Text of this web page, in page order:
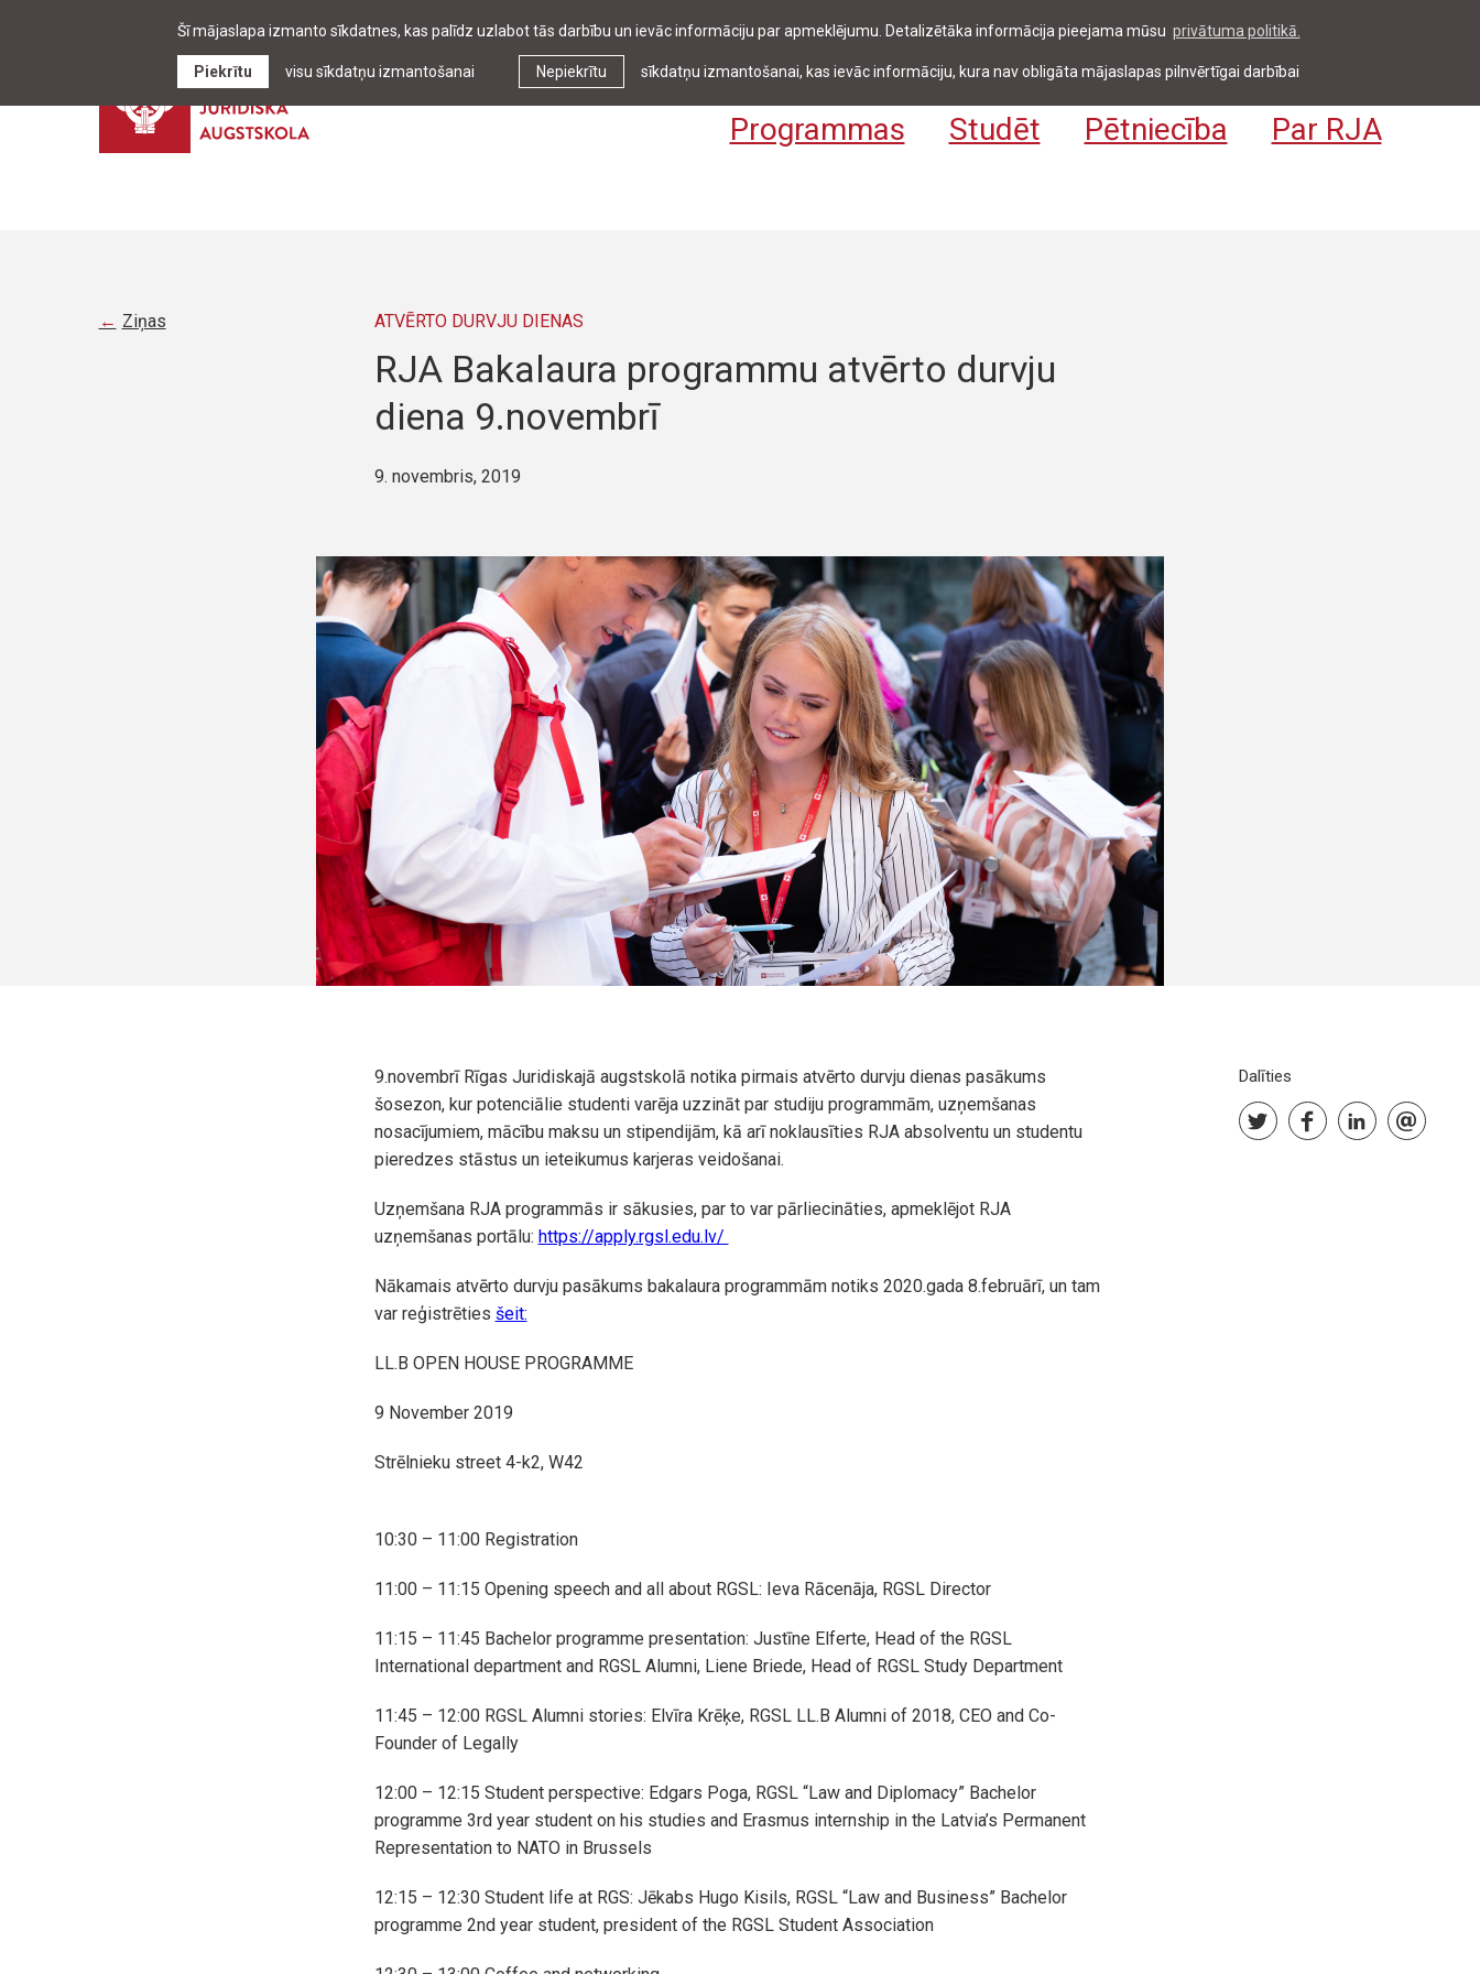
Šī mājaslapa izmanto sīkdatnes, kas palīdz uzlabot tās darbību un ievāc informāciju par apmeklējumu. Detalizētāka informācija pieejama mūsu privātuma politikā.
Nepiekrītu sīkdatņu izmantošanai, kas ievāc informāciju, kura nav obligāta mājaslapas pilnvērtīgai darbībai
Piekrītu visu sīkdatņu izmantošanai Ziņas & pasākumi Bibliotēka Kontakti Studentiem & darbiniekiem Pieteikties
Programmas Studēt Pētniecība Par RJA
Ziņas ATVĒRTO DURVJU DIENAS
RJA Bakalaura programmu atvērto durvju
diena 9.novembrī
9. novembris, 2019
9.novembrī Rīgas Juridiskajā augstskolā notika pirmais atvērto durvju dienas pasākums
šosezon, kur potenciālie studenti varēja uzzināt par studiju programmām, uzņemšanas
nosacījumiem, mācību maksu un stipendijām, kā arī noklausīties RJA absolventu un studentu
pieredzes stāstus un ieteikumus karjeras veidošanai.
Uzņemšana RJA programmās ir sākusies, par to var pārliecināties, apmeklējot RJA
uzņemšanas portālu: https://apply.rgsl.edu.lv/
Nākamais atvērto durvju pasākums bakalaura programmām notiks 2020.gada 8.februārī, un tam
var reģistrēties šeit:
LL.B OPEN HOUSE PROGRAMME
9 November 2019
Strēlnieku street 4-k2, W42
10:30 – 11:00 Registration
11:00 – 11:15 Opening speech and all about RGSL: Ieva Rācenāja, RGSL Director
11:15 – 11:45 Bachelor programme presentation: Justīne Elferte, Head of the RGSL
International department and RGSL Alumni, Liene Briede, Head of RGSL Study Department
11:45 – 12:00 RGSL Alumni stories: Elvīra Krēķe, RGSL LL.B Alumni of 2018, CEO and Co-
Founder of Legally
12:00 – 12:15 Student perspective: Edgars Poga, RGSL “Law and Diplomacy” Bachelor
programme 3rd year student on his studies and Erasmus internship in the Latvia’s Permanent
Representation to NATO in Brussels
12:15 – 12:30 Student life at RGS: Jēkabs Hugo Kisils, RGSL “Law and Business” Bachelor
programme 2nd year student, president of the RGSL Student Association
Dalīties